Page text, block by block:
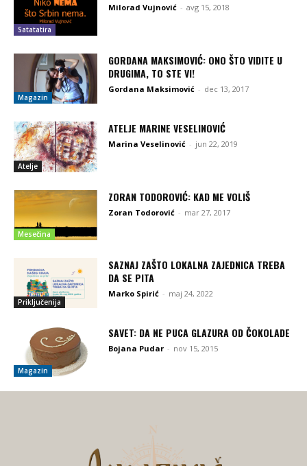
Satatatira
Milorad Vujnović - avg 15, 2018
Magazin
GORDANA MAKSIMOVIĆ: ONO ŠTO VIDITE U
DRUGIMA, TO STE VI!
Gordana Maksimović - dec 13, 2017
Atelje
ATELJE MARINE VESELINOVIĆ
Marina Veselinović - jun 22, 2019
Mesečina
ZORAN TODOROVIĆ: KAD ME VOLIŠ
Zoran Todorović - mar 27, 2017
Priključenija
SAZNAJ ZAŠTO LOKALNA ZAJEDNICA TREBA
DA SE PITA
Marko Spirić - maj 24, 2022
Magazin
SAVET: DA NE PUCA GLAZURA OD ČOKOLADE
Bojana Pudar - nov 15, 2015